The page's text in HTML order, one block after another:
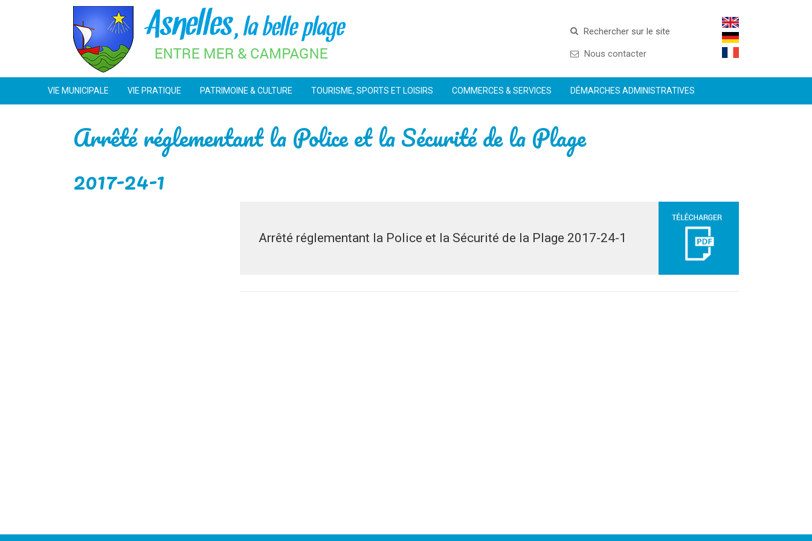
Rechercher sur le site
Nous contacter
VIE MUNICIPALE VIE PRATIQUE PATRIMOINE & CULTURE TOURISME, SPORTS ET LOISIRS COMMERCES & SERVICES DÉMARCHES ADMINISTRATIVES
Arrêté réglementant la Police et la Sécurité de la Plage
2017-24-1
Arrêté réglementant la Police et la Sécurité de la Plage 2017-24-1